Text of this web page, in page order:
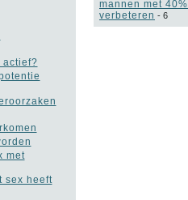
actief?
met
sex heeft
mannen met 40%
verbeteren - 6